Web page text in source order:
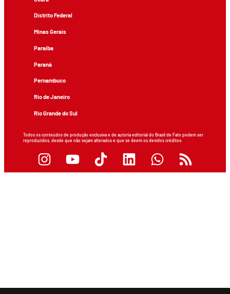
Distrito Federal
Minas Gerais
Paraíba
Paraná
Pernambuco
Rio de Janeiro
Rio Grande do Sul
Todos os conteúdos de produção exclusiva e de autoria editorial do Brasil de Fato podem ser
reproduzidos, desde que não sejam alterados e que se deem os devidos créditos.